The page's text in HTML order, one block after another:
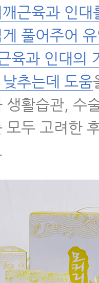
깨근육과 인대
풀어주어
육과 인대의
추는데 도움
생활습관, 수
모두 고려한